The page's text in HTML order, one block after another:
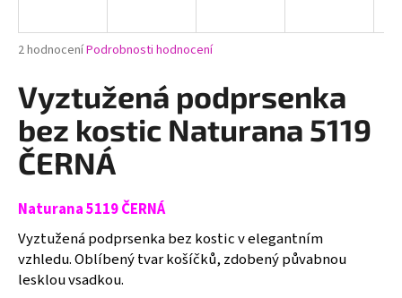
Průměrné
produktu
je
5,0
5
hvězdiček.
2 hodnoceníPodrobnosti hodnocení
Vyztužená podprsenka
bez kostic Naturana 5119
ČERNÁ
Naturana 5119 ČERNÁ
Vyztužená podprsenka bez kostic v elegantním
vzhledu. Oblíbený tvar košíčků, zdobený půvabnou
lesklou vsadkou.
j
t
?
HLEDAT
D